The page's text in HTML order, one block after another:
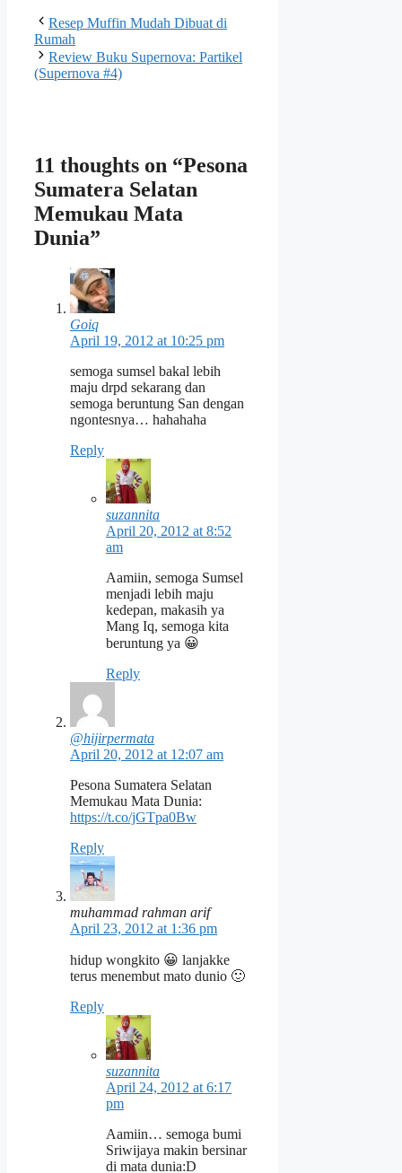
Resep Muffin Mudah Dibuat di
Rumah
Review Buku Supernova: Partikel
(Supernova #4)
11 thoughts on “Pesona
Sumatera Selatan
Memukau Mata
Dunia”
Goiq
April 19, 2012 at 10:25 pm
semoga sumsel bakal lebih
maju drpd sekarang dan
semoga beruntung San dengan
ngontesnya… hahahaha
Reply
suzannita
April 20, 2012 at 8:52
am
Aamiin, semoga Sumsel
menjadi lebih maju
kedepan, makasih ya
Mang Iq, semoga kita
beruntung ya 😀
Reply
@hijirpermata
April 20, 2012 at 12:07 am
Pesona Sumatera Selatan
Memukau Mata Dunia:
https://t.co/jGTpa0Bw
Reply
muhammad rahman arif
April 23, 2012 at 1:36 pm
hidup wongkito 😀 lanjakke
terus menembut mato dunio 🙂
Reply
suzannita
April 24, 2012 at 6:17
pm
Aamiin… semoga bumi
Sriwijaya makin bersinar
di mata dunia:D